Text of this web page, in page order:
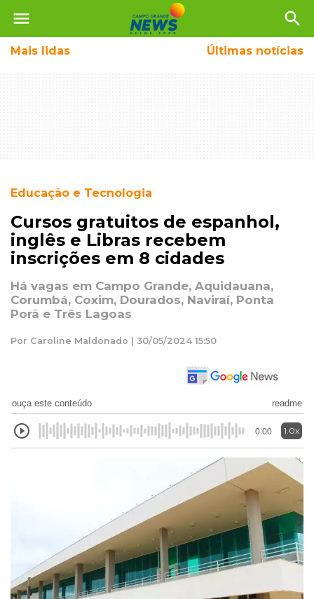
menu search
Mais lidas Últimas notícias
Educação e Tecnologia
Cursos gratuitos de espanhol,
inglês e Libras recebem
inscrições em 8 cidades
Há vagas em Campo Grande, Aquidauana,
Corumbá, Coxim, Dourados, Naviraí, Ponta
Porã e Três Lagoas
Por Caroline Maldonado | 30/05/2024 15:50
ouça este conteúdo readme
0:00 1.0x